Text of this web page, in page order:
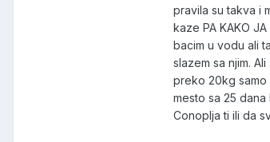
pravila su takva i
kaze PA KAKO
bacim u vodu ali
slazem sa njim.
preko 20kg
mesto sa 25
Conoplja ti ili da